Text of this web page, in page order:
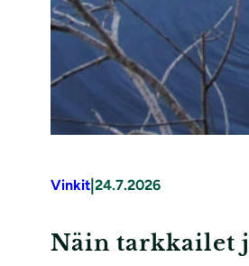
Vinkit 24.7.2026
Näin tarkkailet